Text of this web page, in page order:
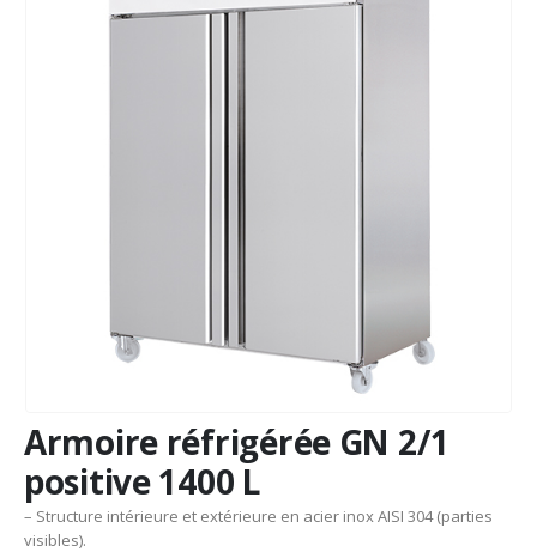
Armoire réfrigérée GN 2/1
positive 1400 L
– Structure intérieure et extérieure en acier inox AISI 304 (parties
visibles).